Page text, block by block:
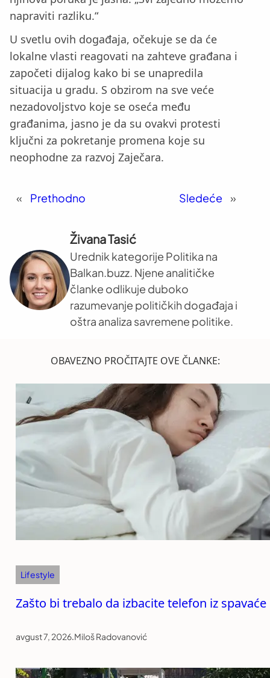
napraviti razliku.“
U svetlu ovih događaja, očekuje se da će
lokalne vlasti reagovati na zahteve građana i
započeti dijalog kako bi se unapredila
situacija u gradu. S obzirom na sve veće
nezadovoljstvo koje se oseća među
građanima, jasno je da su ovakvi protesti
ključni za pokretanje promena koje su
neophodne za razvoj Zaječara.
« Prethodno Sledeće »
Živana Tasić
Urednik kategorije Politika na
Balkan.buzz. Njene analitičke
članke odlikuje duboko
razumevanje političkih događaja i
oštra analiza savremene politike.
OBAVEZNO PROČITAJTE OVE ČLANKE:
Lifestyle
Zašto bi trebalo da izbacite telefon iz
avgust 7, 2026.Miloš Radovanović